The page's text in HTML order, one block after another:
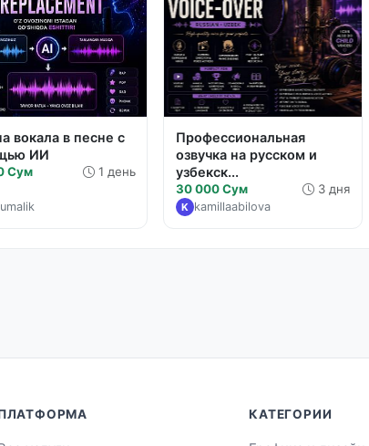
вокала в песне с
ИИ
Сум 1 день
Профессиональная
озвучка на русском и
узбекск...
30 000 Сум 3 дня
K kamillaabilova
КАТЕГОРИИ